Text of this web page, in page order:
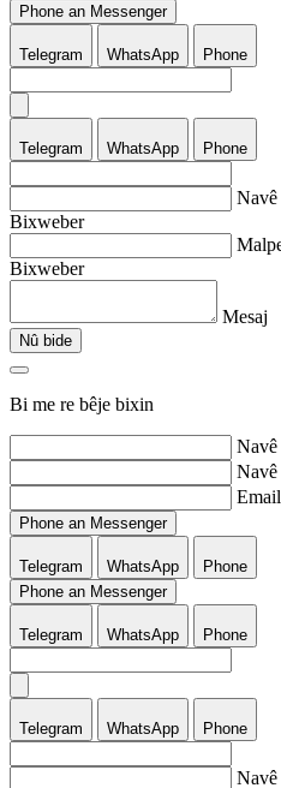
Phone an Messenger
Telegram WhatsApp Phone
Telegram WhatsApp Phone
Navê
Bixweber
Bixweber
Mesaj
Nû bide
Bi me re bêje bixin
Navê
Navê
Email
Phone an Messenger
Telegram WhatsApp
Phone
Phone an Messenger
Telegram WhatsApp Phone
Telegram WhatsApp Phone
Navê